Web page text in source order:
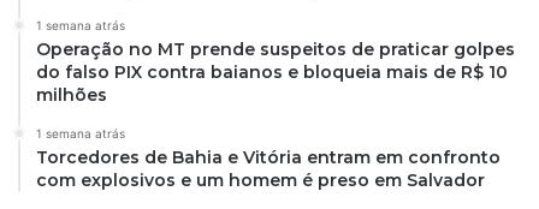
1 semana atrás
Operação no MT prende suspeitos de praticar golpes
do falso PIX contra baianos e bloqueia mais de R$ 10
milhões
1 semana atrás
Torcedores de Bahia e Vitória entram em confronto
com explosivos e um homem é preso em Salvador